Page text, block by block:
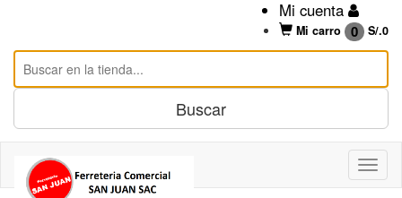
Mi cuenta
Mi carro 0 S/.0